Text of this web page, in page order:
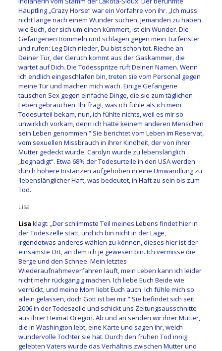
Häuptling „Crazy Horse“ war ein Vorfahre von ihr. „Ich muss
nicht lange nach einem Wunder suchen, jemanden zu haben
wie Euch, der sich um einen kümmert, ist ein Wunder. Die
Gefangenen trommeln und schlagen gegen mein Türfenster
und rufen: Leg Dich nieder, Du bist schon tot. Rieche an
Deiner Tür, der Geruch kommt aus der Gaskammer, die
wartet auf Dich. Die Todesspritze ruft Deinen Namen. Wenn
ich endlich eingeschlafen bin, treten sie vom Personal gegen
meine Tür und machen mich wach. Einige Gefangene
tauschen Sex gegen einfache Dinge, die sie zum täglichen
Leben gebrauchen. Ihr fragt, was ich fühle als ich mein
Todesurteil bekam, nun, ich fühlte nichts, weil es mir so
unwirklich vorkam, denn ich hatte keinem anderen Menschen
sein Leben genommen.“ Sie berichtet vom Leben im Reservat,
vom sexuellen Missbrauch in ihrer Kindheit, der von ihrer
Mutter gedeckt wurde. Carolyn wurde zu lebenslänglich
„begnadigt“. Etwa 68% der Todesurteile in den USA werden
durch höhere Instanzen aufgehoben in eine Umwandlung zu
!lebenslänglicher Haft, was bedeutet, in Haft zu sein bis zum
Tod.
Lisa
Lisa klagt: „Der schlimmste Teil meines Lebens findet hier in
der Todeszelle statt, und ich bin nicht in der Lage,
irgendetwas anderes wählen zu können, dieses hier ist der
einsamste Ort, an dem ich je gewesen bin. Ich vermisse die
Berge und den Schnee. Mein letztes
Wiederaufnahmeverfahren läuft, mein Leben kann ich leider
nicht mehr rückgängig machen. Ich liebe Euch Beide wie
verrückt, und meine Mom liebt Euch auch. Ich fühle mich so
allein gelassen, doch Gott ist bei mir.“ Sie befindet sich seit
2006 in der Todeszelle und schickt uns Zeitungsausschnitte
aus ihrer Heimat Oregon. Ab und an senden wir ihrer Mutter,
die in Washington lebt, eine Karte und sagen ihr, welch
wundervolle Tochter sie hat. Durch den frühen Tod innig
gelebten Vaters wurde das Verhältnis zwischen Mutter und